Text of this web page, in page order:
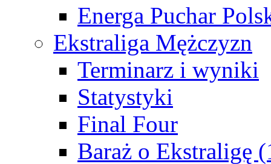
Energa Puchar
Ekstraliga Mężczyzn
Terminarz i wyniki
Statystyki
Final Four
Baraż o Ekstraligę